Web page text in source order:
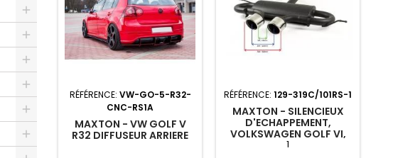
RÉFÉRENCE: VW-GO-5-R32-
CNC-RS1A
MAXTON - VW GOLF V
R32 DIFFUSEUR ARRIERE
RÉFÉRENCE: 129-319C/101RS-1
MAXTON - SILENCIEUX
D'ECHAPPEMENT,
VOLKSWAGEN GOLF VI,
GOLF V R32, SCIROCCO 3
1